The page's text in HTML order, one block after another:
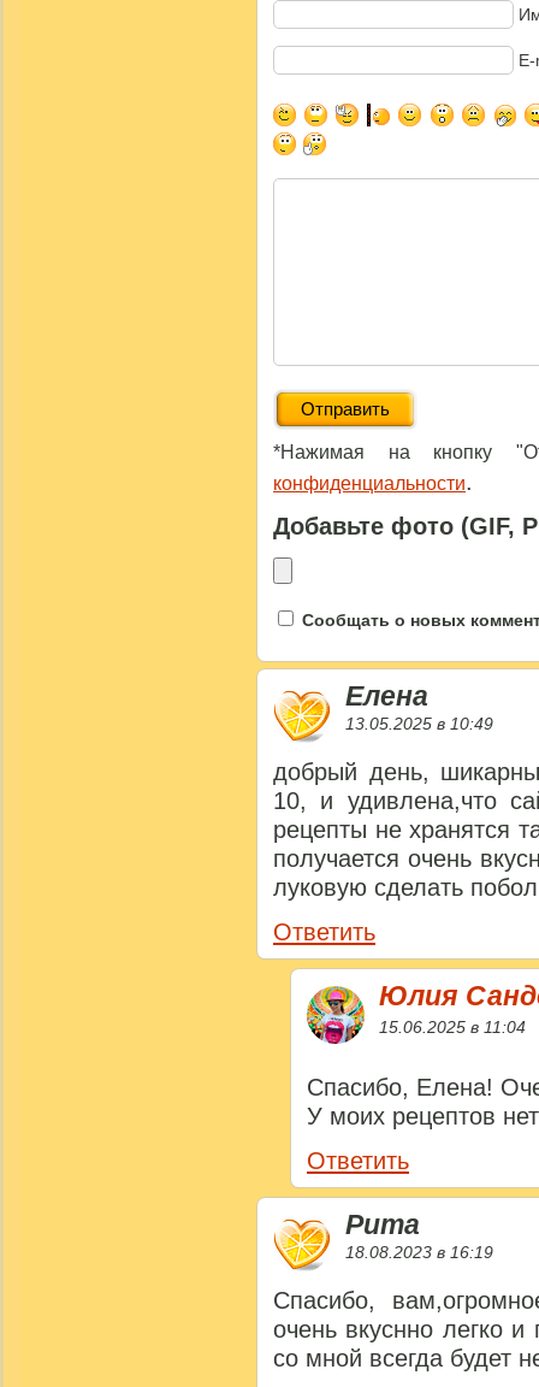
*Нажимая на кнопку
конфиденциальности.
Добавьте фото (GIF,
Сообщать о новых
Елена
13.05.2025 в 10:49
добрый день,
10, и удивлена,что
рецепты не хранятся
получается очень
луковую сделать
Ответить
Юлия
15.06.2025 в 11:04
Спасибо, Елена!
У моих рецептов
Ответить
Рита
18.08.2023 в 16:19
Спасибо,
очень вкуснно легко
со мной всегда будет